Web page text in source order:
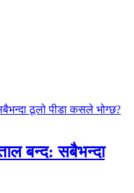
बन्द: सबैभन्दा